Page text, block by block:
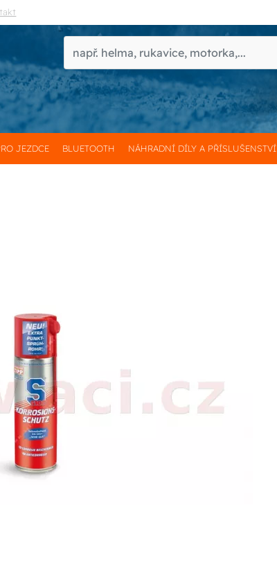
JEZDCE BLUETOOTH NÁHRADNÍ DÍLY A PŘÍSLUŠENSTVÍ